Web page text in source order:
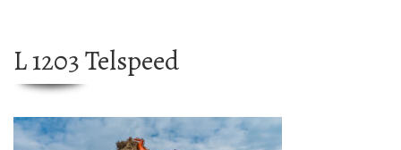
L 1203 Telspeed